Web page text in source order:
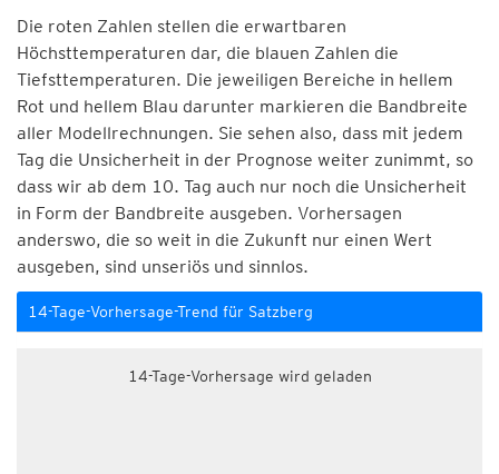
Die roten Zahlen stellen die erwartbaren
Höchsttemperaturen dar, die blauen Zahlen die
Tiefsttemperaturen. Die jeweiligen Bereiche in hellem
Rot und hellem Blau darunter markieren die Bandbreite
aller Modellrechnungen. Sie sehen also, dass mit jedem
Tag die Unsicherheit in der Prognose weiter zunimmt, so
dass wir ab dem 10. Tag auch nur noch die Unsicherheit
in Form der Bandbreite ausgeben. Vorhersagen
anderswo, die so weit in die Zukunft nur einen Wert
ausgeben, sind unseriös und sinnlos.
14-Tage-Vorhersage-Trend für Satzberg
14-Tage-Vorhersage wird geladen